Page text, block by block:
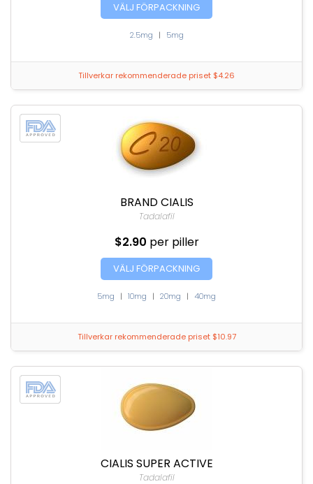
VÄLJ FÖRPACKNING
2.5mg | 5mg
Tillverkar rekommenderade priset $4.26
BRAND CIALIS
Tadalafil
$2.90 per piller
VÄLJ FÖRPACKNING
5mg | 10mg | 20mg | 40mg
Tillverkar rekommenderade priset $10.97
CIALIS SUPER ACTIVE
Tadalafil